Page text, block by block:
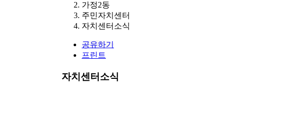
가정2동
주민자치센터
자치센터소식
공유하기
프린트
자치센터소식